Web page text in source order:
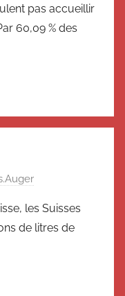
pas accueillir
60,09 % des
les Suisses
de litres de